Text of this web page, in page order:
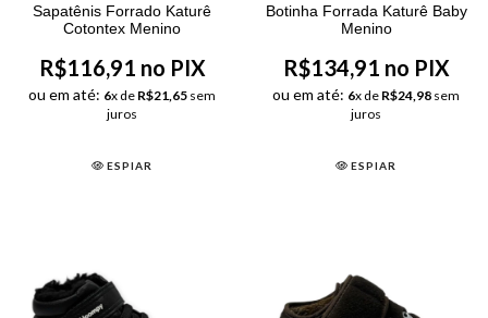
Sapatênis Forrado Katurê
Cotontex Menino
R$116,91 no PIX
ou em até: 6x de R$21,65 sem
juros
ESPIAR
Botinha Forrada Katurê Baby
Menino
R$134,91 no PIX
ou em até: 6x de R$24,98 sem
juros
ESPIAR